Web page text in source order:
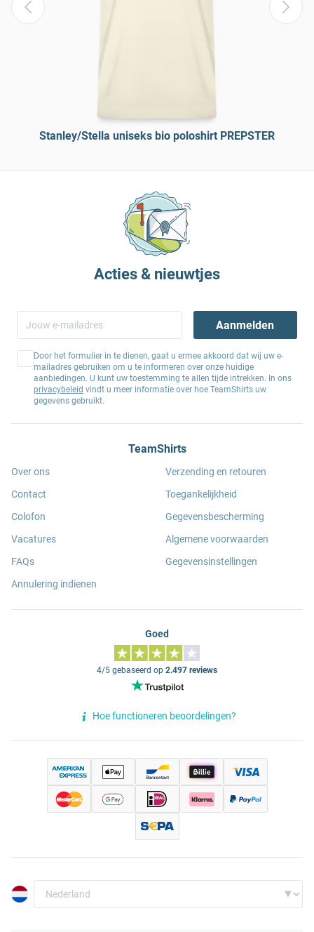
Stanley/Stella uniseks bio poloshirt PREPSTER
Acties & nieuwtjes
Aanmelden
Door het formulier in te dienen, gaat u ermee akkoord dat wij uw e-
mailadres gebruiken om u te informeren over onze huidige
aanbiedingen. U kunt uw toestemming te allen tijde intrekken. In ons
privacybeleid vindt u meer informatie over hoe TeamShirts uw
gegevens gebruikt.
TeamShirts
Over ons
Contact
Colofon
Vacatures
FAQs
Annulering indienen
Verzending en retouren
Toegankelijkheid
Gegevensbescherming
Algemene voorwaarden
Gegevensinstellingen
Goed
4/5 gebaseerd op 2.497 reviews
Hoe functioneren beoordelingen?